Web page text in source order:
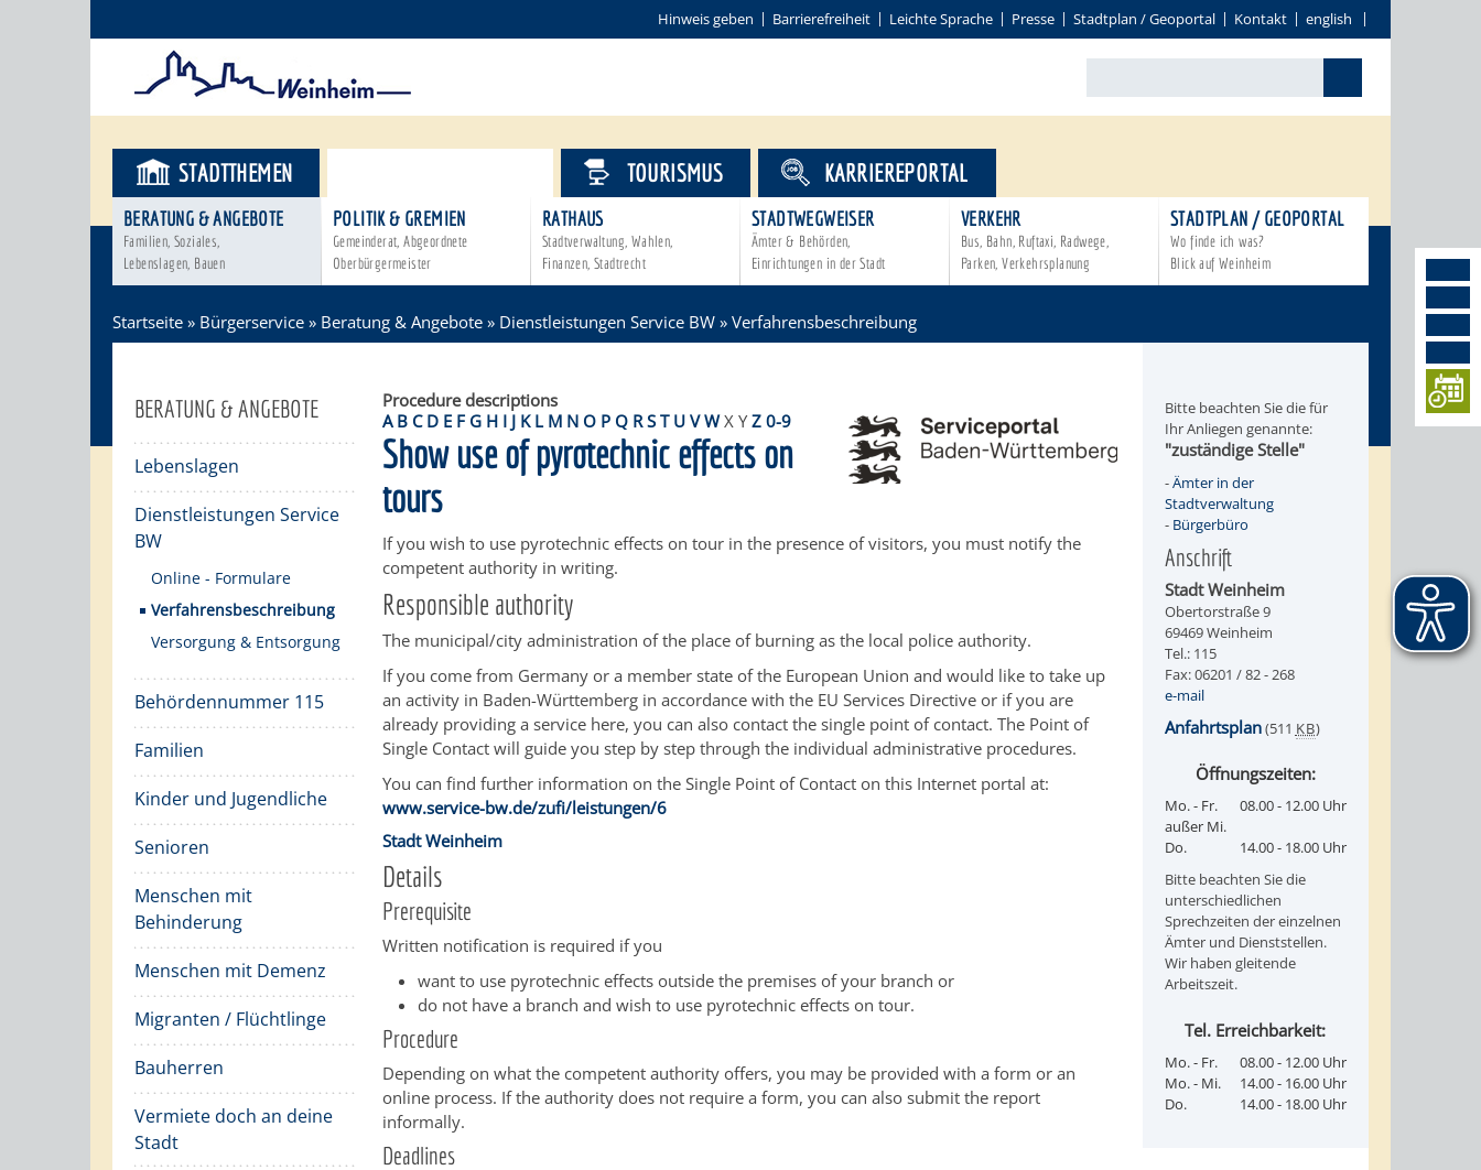
Hinweis geben Barrierefreiheit Leichte Sprache Presse Stadtplan / Geoportal Kontakt english
STADTTHEMEN
BERATUNG & ANGEBOTE
Familien, Soziales,
Lebenslagen, Bauen
POLITIK & GREMIEN
Gemeinderat, Abgeordnete
Oberbürgermeister
RATHAUS
Stadtverwaltung, Wahlen,
Finanzen, Stadtrecht
STADTWEGWEISER
Ämter & Behörden,
Einrichtungen in der Stadt
VERKEHR
Bus, Bahn, Ruftaxi, Radwege,
Parken, Verkehrsplanung
STADTPLAN / GEOPORTAL
Wo finde ich was?
Blick auf Weinheim
TOURISMUS KARRIEREPORTAL
Startseite » Bürgerservice » Beratung & Angebote » Dienstleistungen Service BW » Verfahrensbeschreibung
BERATUNG & ANGEBOTE
Lebenslagen
Dienstleistungen Service
BW
Online - Formulare
Verfahrensbeschreibung
Versorgung & Entsorgung
Behördennummer 115
Familien
Kinder und Jugendliche
Senioren
Menschen mit
Behinderung
Menschen mit Demenz
Migranten / Flüchtlinge
Bauherren
Vermiete doch an deine
Stadt
Procedure descriptions
A B C D E F G H I J K L M N O P Q R S T U V W X Y Z 0-9
Show use of pyrotechnic effects on
tours
If you wish to use pyrotechnic effects on tour in the presence of visitors, you must notify the
competent authority in writing.
Responsible authority
The municipal/city administration of the place of burning as the local police authority.
If you come from Germany or a member state of the European Union and would like to take up
an activity in Baden-Württemberg in accordance with the EU Services Directive or if you are
already providing a service here, you can also contact the single point of contact. The Point of
Single Contact will guide you step by step through the individual administrative procedures.
You can find further information on the Single Point of Contact on this Internet portal at:
www.service-bw.de/zufi/leistungen/6
Stadt Weinheim
Details
Prerequisite
Written notification is required if you
want to use pyrotechnic effects outside the premises of your branch or
do not have a branch and wish to use pyrotechnic effects on tour.
Procedure
Depending on what the competent authority offers, you may be provided with a form or an
online process. If the authority does not require a form, you can also submit the report
informally.
Deadlines
Bitte beachten Sie die für
Ihr Anliegen genannte:
"zuständige Stelle"
-Ämter in der
Stadtverwaltung
- Bürgerbüro
Anschrift
Stadt Weinheim
Obertorstraße 9
69469 Weinheim
Tel.: 115
Fax: 06201 / 82 - 268
e-mail
Anfahrtsplan(511 KB)
Öffnungszeiten:
Mo. - Fr.
außer Mi.
08.00 - 12.00 Uhr
Do.
14.00 - 18.00 Uhr
Bitte beachten Sie die
unterschiedlichen
Sprechzeiten der einzelnen
Ämter und Dienststellen.
Wir haben gleitende
Arbeitszeit.
Tel. Erreichbarkeit:
Mo. - Fr.
08.00 - 12.00 Uhr
Mo. - Mi.
14.00 - 16.00 Uhr
Do.
14.00 - 18.00 Uhr